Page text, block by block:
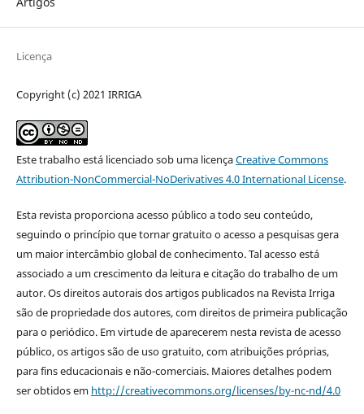
Licença
Copyright (c) 2021 IRRIGA
Este trabalho está licenciado sob uma licençaCreative Commons
Attribution-NonCommercial-NoDerivatives 4.0 International License.
Esta revista proporciona acesso público a todo seu conteúdo,
seguindo o princípio que tornar gratuito o acesso a pesquisas gera
um maior intercâmbio global de conhecimento. Tal acesso está
associado a um crescimento da leitura e citação do trabalho de um
autor. Os direitos autorais dos artigos publicados na Revista Irriga
são de propriedade dos autores, com direitos de primeira publicação
para o periódico. Em virtude de aparecerem nesta revista de acesso
público, os artigos são de uso gratuito, com atribuições próprias,
para fins educacionais e não-comerciais. Maiores detalhes podem
ser obtidos em http://creativecommons.org/licenses/by-nc-nd/4.0